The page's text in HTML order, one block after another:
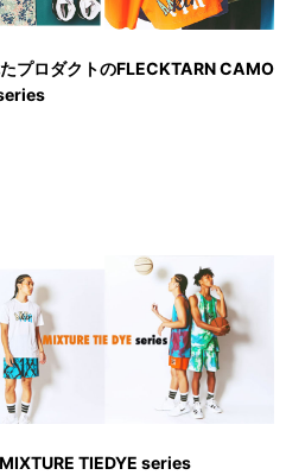
プロダクトのFLECKTARN CAMO
TIEDYE series